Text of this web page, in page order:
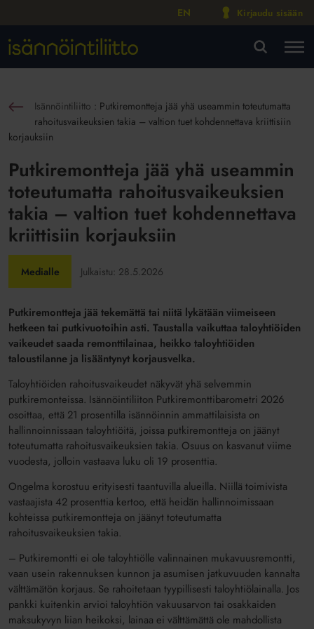
EN Kirjaudu sisään
Isännöintiliitto : Putkiremontteja jää yhä useammin toteutumatta
rahoitusvaikeuksien takia – valtion tuet kohdennettava kriittisiin
korjauksiin
Putkiremontteja jää yhä useammin
toteutumatta rahoitusvaikeuksien
takia – valtion tuet kohdennettava
kriittisiin korjauksiin
Medialle Julkaistu: 28.5.2026
Putkiremontteja jää tekemättä tai niitä lykätään viimeiseen
hetkeen tai putkivuotoihin asti. Taustalla vaikuttaa taloyhtiöiden
vaikeudet saada remonttilainaa, heikko taloyhtiöiden
taloustilanne ja lisääntynyt korjausvelka.
Taloyhtiöiden rahoitusvaikeudet näkyvät yhä selvemmin
putkiremonteissa. Isännöintiliiton Putkiremonttibarometri 2026
osoittaa, että 21 prosentilla isännöinnin ammattilaisista on
hallinnoinnissaan taloyhtiöitä, joissa putkiremontteja on jäänyt
toteutumatta rahoitusvaikeuksien takia. Osuus on kasvanut viime
vuodesta, jolloin vastaava luku oli 19 prosenttia.
Ongelma korostuu erityisesti taantuvilla alueilla. Niillä toimivista
vastaajista 42 prosenttia kertoo, että heidän hallinnoimissaan
kohteissa putkiremontteja on jäänyt toteutumatta
rahoitusvaikeuksien takia.
– Putkiremontti ei ole taloyhtiölle valinnainen mukavuusremontti,
vaan usein rakennuksen kunnon ja asumisen jatkuvuuden kannalta
välttämätön korjaus. Se rahoitetaan tyypillisesti taloyhtiölainalla. Jos
pankki kuitenkin arvioi taloyhtiön vakuusarvon tai osakkaiden
maksukyvyn liian heikoksi, lainaa ei välttämättä ole mahdollista